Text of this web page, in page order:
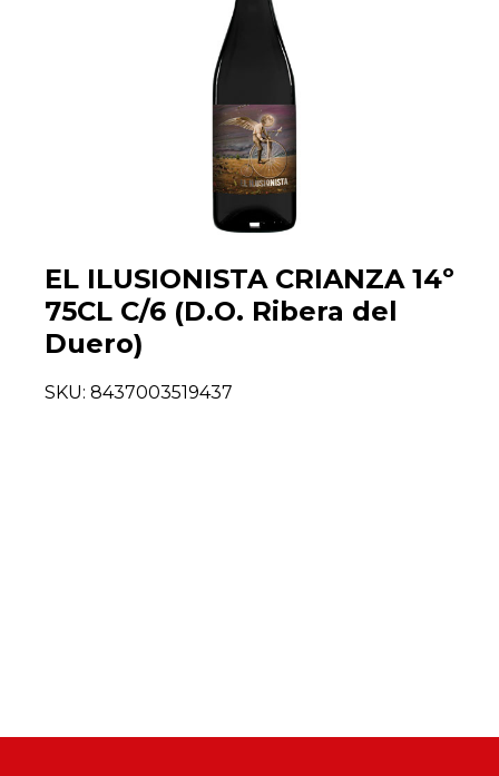
EL ILUSIONISTA CRIANZA 14º
75CL C/6 (D.O. Ribera del
Duero)
SKU: 8437003519437